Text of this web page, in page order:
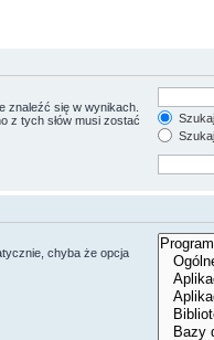
znaleźć się w wynikach.
z tych słów musi zostać
chyba że opcja